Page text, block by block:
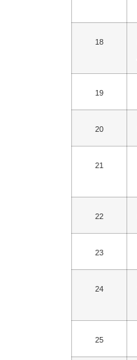
18
19
20
21
22
23
24
25